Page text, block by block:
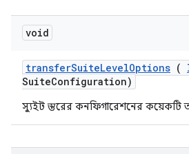
void
transferSuiteLevelOptions (
SuiteConfiguration)
স্যুইট স্তরের কনফিগারেশনের